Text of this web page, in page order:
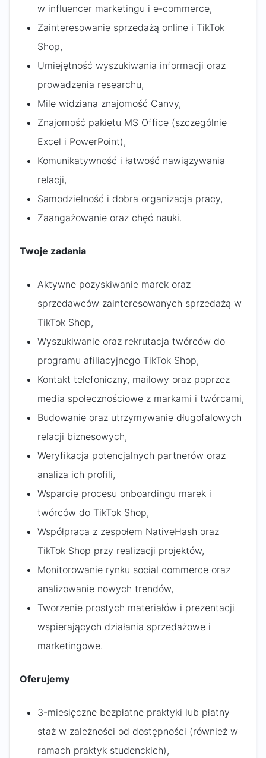
w influencer marketingu i e-commerce,
Zainteresowanie sprzedażą online i TikTok
Shop,
Umiejętność wyszukiwania informacji oraz
prowadzenia researchu,
Mile widziana znajomość Canvy,
Znajomość pakietu MS Office (szczególnie
Excel i PowerPoint),
Komunikatywność i łatwość nawiązywania
relacji,
Samodzielność i dobra organizacja pracy,
Zaangażowanie oraz chęć nauki.
Twoje zadania
Aktywne pozyskiwanie marek oraz
sprzedawców zainteresowanych sprzedażą w
TikTok Shop,
Wyszukiwanie oraz rekrutacja twórców do
programu afiliacyjnego TikTok Shop,
Kontakt telefoniczny, mailowy oraz poprzez
media społecznościowe z markami i twórcami,
Budowanie oraz utrzymywanie długofalowych
relacji biznesowych,
Weryfikacja potencjalnych partnerów oraz
analiza ich profili,
Wsparcie procesu onboardingu marek i
twórców do TikTok Shop,
Współpraca z zespołem NativeHash oraz
TikTok Shop przy realizacji projektów,
Monitorowanie rynku social commerce oraz
analizowanie nowych trendów,
Tworzenie prostych materiałów i prezentacji
wspierających działania sprzedażowe i
marketingowe.
Oferujemy
3-miesięczne bezpłatne praktyki lub płatny
staż w zależności od dostępności (również w
ramach praktyk studenckich),